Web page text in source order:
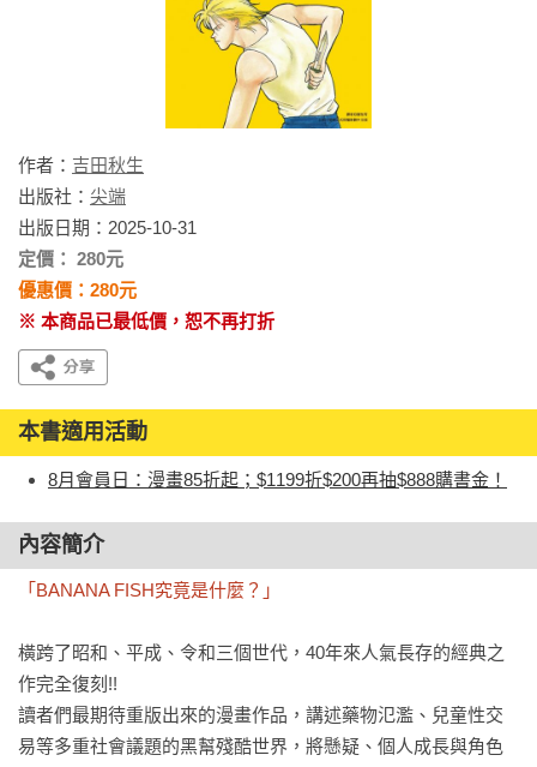
作者： 吉田秋生
出版社： 尖端
出版日期：2025-10-31
定價： 280元
優惠價：280元
※ 本商品已最低價，恕不再打折
本書適用活動
8月會員日：漫畫85折起；$1199折$200再抽$888購書金！
內容簡介
「BANANA FISH究竟是什麼？」
橫跨了昭和、平成、令和三個世代，40年來人氣長存的經典之
作完全復刻!!
讀者們最期待重版出來的漫畫作品，講述藥物氾濫、兒童性交
易等多重社會議題的黑幫殘酷世界，將懸疑、個人成長與角色